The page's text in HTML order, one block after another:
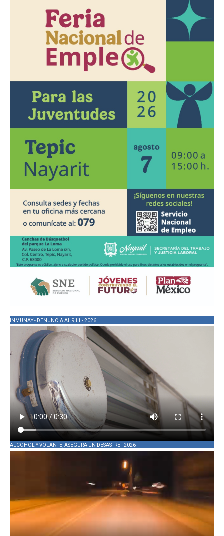
INMUNAY - DENUNCIA AL 911 - 2026
ALCOHOL Y VOLANTE, ASEGURA UN DESASTRE - 2026